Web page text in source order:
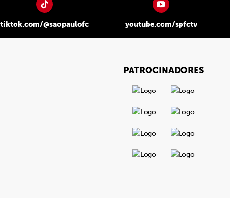
tiktok.com/@saopaulofc youtube.com/spfctv
PATROCINADORES